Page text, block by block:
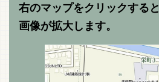
右のマップをクリックすると
画像が拡大します。